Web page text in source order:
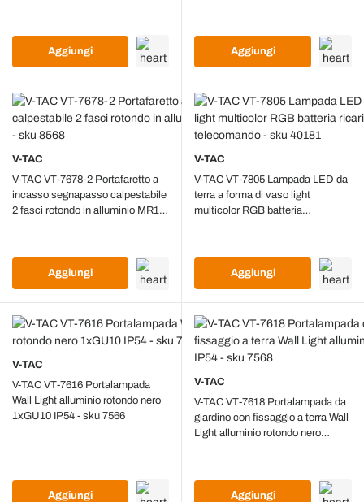
Aggiungi Aggiungi
V-TAC
V-TAC VT-7678-2 Portafaretto a
incasso segnapasso calpestabile
2 fasci rotondo in alluminio MR16
Aggiungi
V-TAC
V-TAC VT-7805 Lampada LED da
terra a forma di vaso light
multicolor RGB batteria
Aggiungi
V-TAC
V-TAC VT-7616 Portalampada
Wall Light alluminio rotondo nero
1xGU10 IP54 - sku 7566
Aggiungi
V-TAC
V-TAC VT-7618 Portalampada da
giardino con fissaggio a terra Wall
Light alluminio rotondo nero
Aggiungi